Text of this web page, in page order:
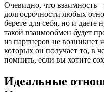
Очевидно, что взаимность –
долгосрочности любых
берете для себя, но и даете
такой взаимообмен будет
из партнеров не возникнет
которых он получает то, в
помнить, если вы хотите
Идеальные